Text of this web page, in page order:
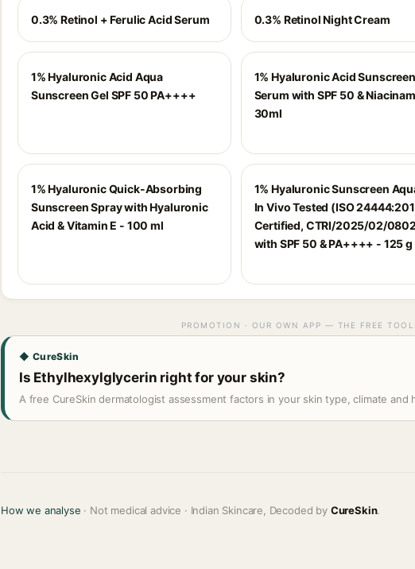
0.3% Retinol + Ferulic Acid Serum 0.3% Retinol Night Cream
1% Hyaluronic Acid Aqua
Sunscreen Gel SPF 50 PA++++
1% Hyaluronic Acid Sunscreen
Serum with SPF 50 &
30ml
1% Hyaluronic Quick-Absorbing
Sunscreen Spray with Hyaluronic
Acid & Vitamin E - 100 ml
1% Hyaluronic Sunscreen
In Vivo Tested (ISO
Certified, CTRI/2025/02/
with SPF 50 & PA++++ - 125 g
PROMOTION · OUR OWN APP — THE FREE
◆ CureSkin
Is Ethylhexylglycerin right for your skin?
A free CureSkin dermatologist assessment factors in your skin type, climate and
How we analyse · Not medical advice · Indian Skincare, Decoded by CureSkin.